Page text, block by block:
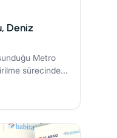
Deniz
Metro
sürecinde